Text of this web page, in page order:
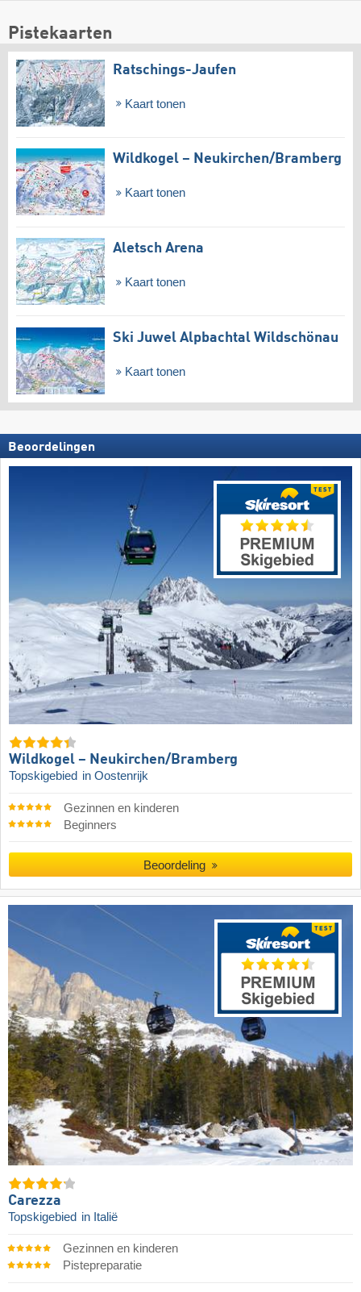
Pistekaarten
Ratschings-Jaufen
Kaart tonen
Wildkogel – Neukirchen/​Bramberg
Kaart tonen
Aletsch Arena
Kaart tonen
Ski Juwel Alpbachtal Wildschönau
Kaart tonen
Beoordelingen
Wildkogel – Neukirchen/​Bramberg
Topskigebied in Oostenrijk
Gezinnen en kinderen
Beginners
Beoordeling
Carezza
Topskigebied in Italië
Gezinnen en kinderen
Pistepreparatie